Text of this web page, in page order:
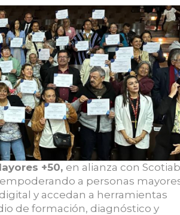
+50, en alianza con
a personas
y accedan a herramientas
de formación, diagnóstico y